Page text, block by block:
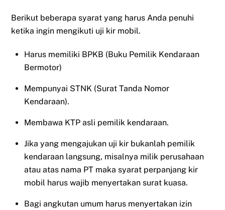
Berikut beberapa syarat yang harus Anda penuhi
ketika ingin mengikuti uji kir mobil.
Harus memiliki BPKB (Buku Pemilik Kendaraan
Bermotor)
Mempunyai STNK (Surat Tanda Nomor
Kendaraan).
Membawa KTP asli pemilik kendaraan.
Jika yang mengajukan uji kir bukanlah pemilik
kendaraan langsung, misalnya milik perusahaan
atau atas nama PT maka syarat perpanjang kir
mobil harus wajib menyertakan surat kuasa.
Bagi angkutan umum harus menyertakan izin